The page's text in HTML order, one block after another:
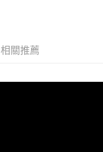
相關推薦